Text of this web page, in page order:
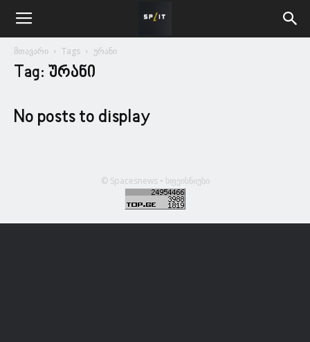
მთავარი Tags ურანი
Tag: ურანი
No posts to display
© Spacesnews • სფეისნიუსი